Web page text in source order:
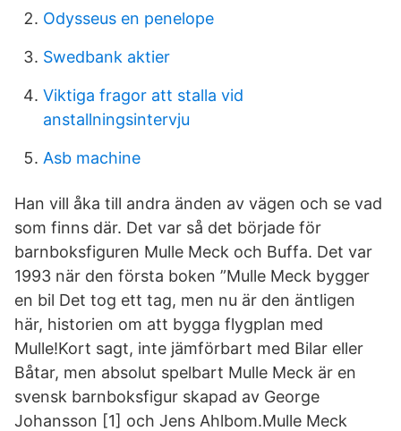
Odysseus en penelope
Swedbank aktier
Viktiga fragor att stalla vid
anstallningsintervju
Asb machine
Han vill åka till andra änden av vägen och se vad
som finns där. Det var så det började för
barnboksfiguren Mulle Meck och Buffa. Det var
1993 när den första boken ”Mulle Meck bygger
en bil Det tog ett tag, men nu är den äntligen
här, historien om att bygga flygplan med
Mulle!Kort sagt, inte jämförbart med Bilar eller
Båtar, men absolut spelbart Mulle Meck är en
svensk barnboksfigur skapad av George
Johansson [1] och Jens Ahlbom.Mulle Meck